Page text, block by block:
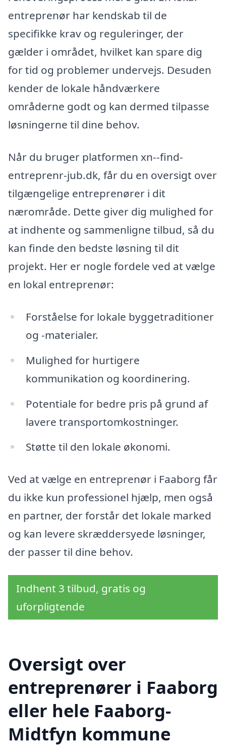
entreprenør har kendskab til de
specifikke krav og reguleringer, der
gælder i området, hvilket kan spare dig
for tid og problemer undervejs. Desuden
kender de lokale håndværkere
områderne godt og kan dermed tilpasse
løsningerne til dine behov.
Når du bruger platformen xn--find-
entreprenr-jub.dk, får du en oversigt over
tilgængelige entreprenører i dit
nærområde. Dette giver dig mulighed for
at indhente og sammenligne tilbud, så du
kan finde den bedste løsning til dit
projekt. Her er nogle fordele ved at vælge
en lokal entreprenør:
Forståelse for lokale byggetraditioner
og -materialer.
Mulighed for hurtigere
kommunikation og koordinering.
Potentiale for bedre pris på grund af
lavere transportomkostninger.
Støtte til den lokale økonomi.
Ved at vælge en entreprenør i Faaborg får
du ikke kun professionel hjælp, men også
en partner, der forstår det lokale marked
og kan levere skræddersyede løsninger,
der passer til dine behov.
Indhent 3 tilbud, gratis og
uforpligtende
Oversigt over
entreprenører i Faaborg
eller hele Faaborg-
Midtfyn kommune